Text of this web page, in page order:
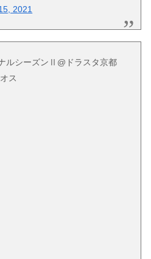
2021
ルシーズンⅡ@ドラスタ京都
ス